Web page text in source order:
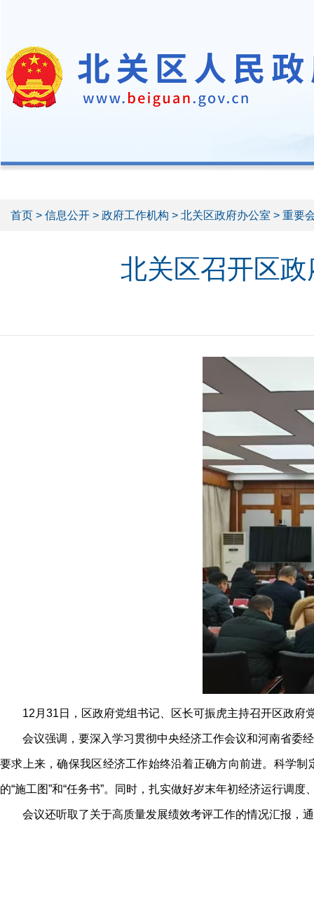
首页 > 信息公开 > 政府工作机构 > 北关区政府办公室 > 重要
北关区召开区
12月31日，区政府党组书记、区长可振虎主持召开区政
会议强调，要深入学习贯彻中央经济工作会议和河南省委
要求上来，确保我区经济工作始终沿着正确方向前进。科学
的“施工图”和“任务书”。同时，扎实做好岁末年初经济运行调
会议还听取了关于高质量发展绩效考评工作的情况汇报，